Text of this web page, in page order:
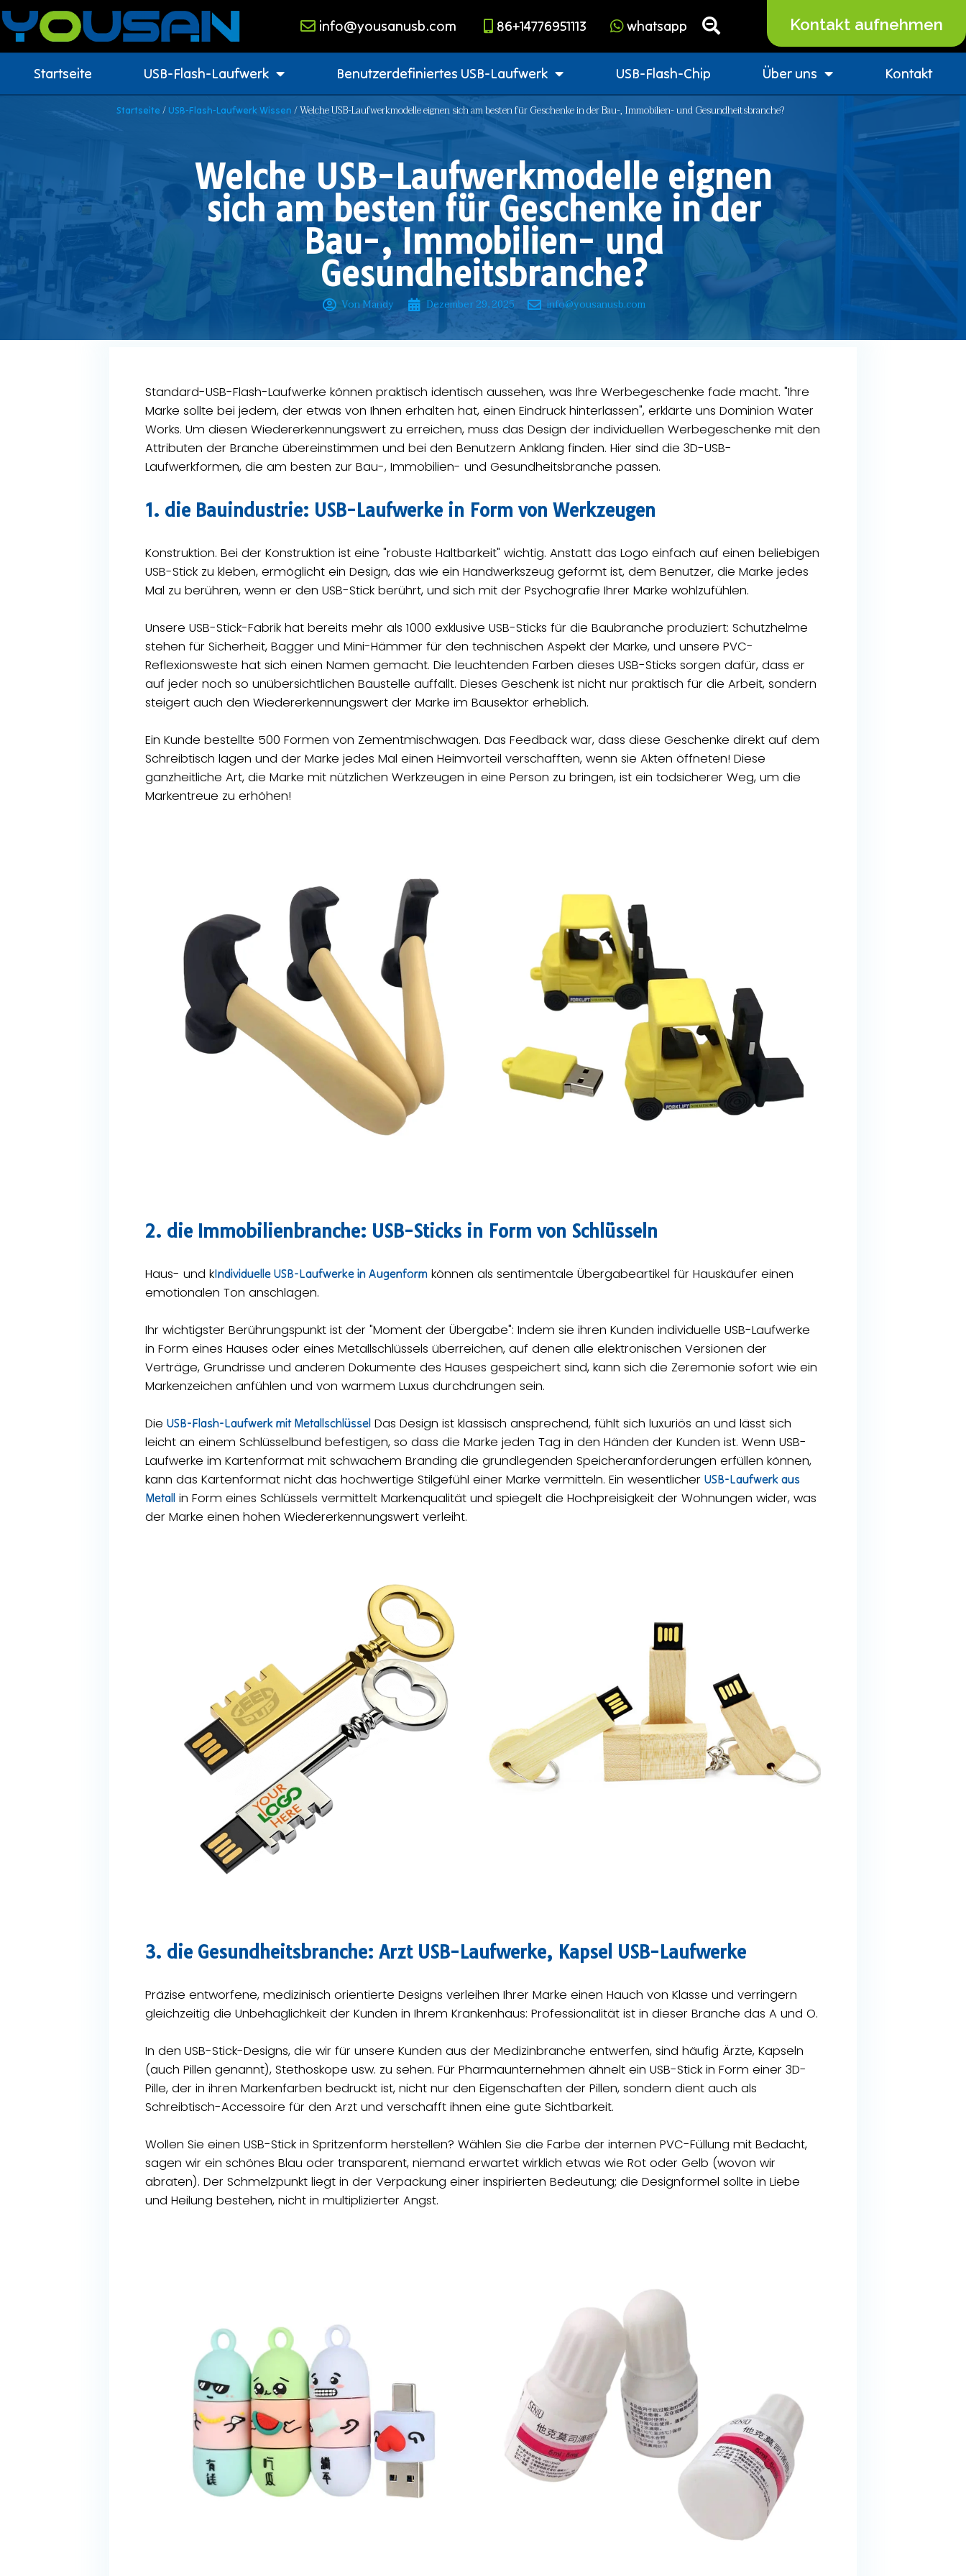
info@yousanusb.com 86+14776951113 whatsapp Kontakt aufnehmen
Startseite USB-Flash-Laufwerk Benutzerdefiniertes USB-Laufwerk USB-Flash-Chip Über uns Kontakt
Startseite / USB-Flash-Laufwerk Wissen / Welche USB-Laufwerkmodelle eignen sich am besten für Geschenke in der Bau-, Immobilien- und Gesundheitsbranche?
Welche USB-Laufwerkmodelle eignen
sich am besten für Geschenke in der
Bau-, Immobilien- und
Gesundheitsbranche?
Von Mandy Dezember 29, 2025 info@yousanusb.com
Standard-USB-Flash-Laufwerke können praktisch identisch aussehen, was Ihre Werbegeschenke fade macht. "Ihre
Marke sollte bei jedem, der etwas von Ihnen erhalten hat, einen Eindruck hinterlassen", erklärte uns Dominion Water
Works. Um diesen Wiedererkennungswert zu erreichen, muss das Design der individuellen Werbegeschenke mit den
Attributen der Branche übereinstimmen und bei den Benutzern Anklang finden. Hier sind die 3D-USB-
Laufwerkformen, die am besten zur Bau-, Immobilien- und Gesundheitsbranche passen.
1. die Bauindustrie: USB-Laufwerke in Form von Werkzeugen
Konstruktion. Bei der Konstruktion ist eine "robuste Haltbarkeit" wichtig. Anstatt das Logo einfach auf einen beliebigen
USB-Stick zu kleben, ermöglicht ein Design, das wie ein Handwerkszeug geformt ist, dem Benutzer, die Marke jedes
Mal zu berühren, wenn er den USB-Stick berührt, und sich mit der Psychografie Ihrer Marke wohlzufühlen.
Unsere USB-Stick-Fabrik hat bereits mehr als 1000 exklusive USB-Sticks für die Baubranche produziert: Schutzhelme
stehen für Sicherheit, Bagger und Mini-Hämmer für den technischen Aspekt der Marke, und unsere PVC-
Reflexionsweste hat sich einen Namen gemacht. Die leuchtenden Farben dieses USB-Sticks sorgen dafür, dass er
auf jeder noch so unübersichtlichen Baustelle auffällt. Dieses Geschenk ist nicht nur praktisch für die Arbeit, sondern
steigert auch den Wiedererkennungswert der Marke im Bausektor erheblich.
Ein Kunde bestellte 500 Formen von Zementmischwagen. Das Feedback war, dass diese Geschenke direkt auf dem
Schreibtisch lagen und der Marke jedes Mal einen Heimvorteil verschafften, wenn sie Akten öffneten! Diese
ganzheitliche Art, die Marke mit nützlichen Werkzeugen in eine Person zu bringen, ist ein todsicherer Weg, um die
Markentreue zu erhöhen!
2. die Immobilienbranche: USB-Sticks in Form von Schlüsseln
Haus- und kIndividuelle USB-Laufwerke in Augenform können als sentimentale Übergabeartikel für Hauskäufer einen
emotionalen Ton anschlagen.
Ihr wichtigster Berührungspunkt ist der "Moment der Übergabe": Indem sie ihren Kunden individuelle USB-Laufwerke
in Form eines Hauses oder eines Metallschlüssels überreichen, auf denen alle elektronischen Versionen der
Verträge, Grundrisse und anderen Dokumente des Hauses gespeichert sind, kann sich die Zeremonie sofort wie ein
Markenzeichen anfühlen und von warmem Luxus durchdrungen sein.
Die USB-Flash-Laufwerk mit Metallschlüssel Das Design ist klassisch ansprechend, fühlt sich luxuriös an und lässt sich
leicht an einem Schlüsselbund befestigen, so dass die Marke jeden Tag in den Händen der Kunden ist. Wenn USB-
Laufwerke im Kartenformat mit schwachem Branding die grundlegenden Speicheranforderungen erfüllen können,
kann das Kartenformat nicht das hochwertige Stilgefühl einer Marke vermitteln. Ein wesentlicher USB-Laufwerk aus
Metall in Form eines Schlüssels vermittelt Markenqualität und spiegelt die Hochpreisigkeit der Wohnungen wider, was
der Marke einen hohen Wiedererkennungswert verleiht.
3. die Gesundheitsbranche: Arzt USB-Laufwerke, Kapsel USB-Laufwerke
Präzise entworfene, medizinisch orientierte Designs verleihen Ihrer Marke einen Hauch von Klasse und verringern
gleichzeitig die Unbehaglichkeit der Kunden in Ihrem Krankenhaus: Professionalität ist in dieser Branche das A und O.
In den USB-Stick-Designs, die wir für unsere Kunden aus der Medizinbranche entwerfen, sind häufig Ärzte, Kapseln
(auch Pillen genannt), Stethoskope usw. zu sehen. Für Pharmaunternehmen ähnelt ein USB-Stick in Form einer 3D-
Pille, der in ihren Markenfarben bedruckt ist, nicht nur den Eigenschaften der Pillen, sondern dient auch als
Schreibtisch-Accessoire für den Arzt und verschafft ihnen eine gute Sichtbarkeit.
Wollen Sie einen USB-Stick in Spritzenform herstellen? Wählen Sie die Farbe der internen PVC-Füllung mit Bedacht,
sagen wir ein schönes Blau oder transparent, niemand erwartet wirklich etwas wie Rot oder Gelb (wovon wir
abraten). Der Schmelzpunkt liegt in der Verpackung einer inspirierten Bedeutung; die Designformel sollte in Liebe
und Heilung bestehen, nicht in multiplizierter Angst.